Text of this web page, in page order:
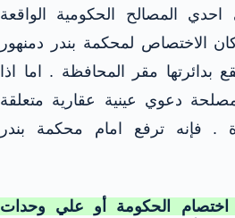
المصالح الحكومية الواقعة
الاختصاص لمحكمة بندر دمنهور
بدائرتها مقر المحافظة . اما اذا
دعوي عينية عقارية متعلقة
. فإنه ترفع امام محكمة بندر
اختصام الحكومة أو علي وحدات